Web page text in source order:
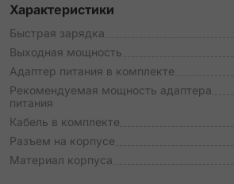
Характеристики
Быстрая зарядка
Выходная мощность
Адаптер питания в комплекте
Рекомендуемая мощность адаптера
питания
Кабель в комплекте
Разъем на корпусе
Материал корпуса